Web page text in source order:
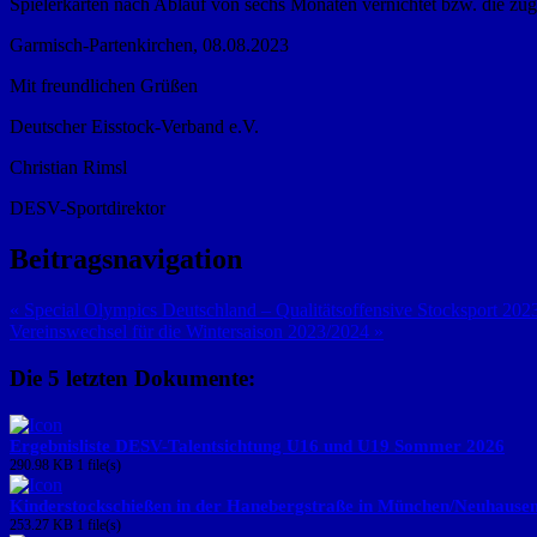
Spielerkarten nach Ablauf von sechs Monaten vernichtet bzw. die
Garmisch-Partenkirchen, 08.08.2023
Mit freundlichen Grüßen
Deutscher Eisstock-Verband e.V.
Christian Rimsl
DESV-Sportdirektor
Beitragsnavigation
« Special Olympics Deutschland – Qualitätsoffensive Stocksport
Vereinswechsel für die Wintersaison 2023/2024 »
Die 5 letzten Dokumente:
Ergebnisliste DESV-Talentsichtung U16 und U19 Sommer 2026
290.98 KB 1 file(s)
Kinderstockschießen in der Hanebergstraße in München/
253.27 KB 1 file(s)